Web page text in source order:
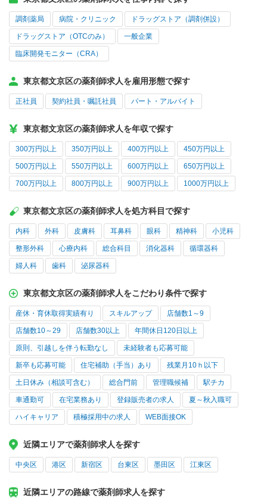
調剤薬局 病院・クリニック ドラッグストア（調剤併設）
ドラッグストア（OTCのみ） 一般企業
臨床開発モニター（CRA）
東京都文京区の薬剤師求人を雇用形態で探す
正社員 契約社員・嘱託社員 パート・アルバイト
東京都文京区の薬剤師求人を年収で探す
300万円以上 350万円以上 400万円以上 450万円以上
500万円以上 550万円以上 600万円以上 650万円以上
700万円以上 800万円以上 900万円以上 1000万円以上
東京都文京区の薬剤師求人を処方科目で探す
内科 外科 皮膚科 耳鼻科 眼科 精神科 小児科
整形外科 心療内科 総合科目 消化器科 循環器科
婦人科 歯科 泌尿器科
東京都文京区の薬剤師求人をこだわり条件で探す
産休・育休取得実績有り スキルアップ 店舗数1～9
店舗数10～29 店舗数30以上 年間休日120日以上
原則、引越しを伴う転勤なし 未経験者も応募可能
新卒も応募可能 住宅補助（手当）あり 残業月10ｈ以下
土日休み（相談可含む） 総合門前 管理職候補 駅チカ
車通勤可 在宅業務あり 登録販売者の求人 夏～秋入職可
ハイキャリア 積極採用中の求人 WEB面接OK
近隣エリアで薬剤師求人を探す
中央区 港区 新宿区 台東区 墨田区 江東区
近隣エリアの路線で薬剤師求人を探す